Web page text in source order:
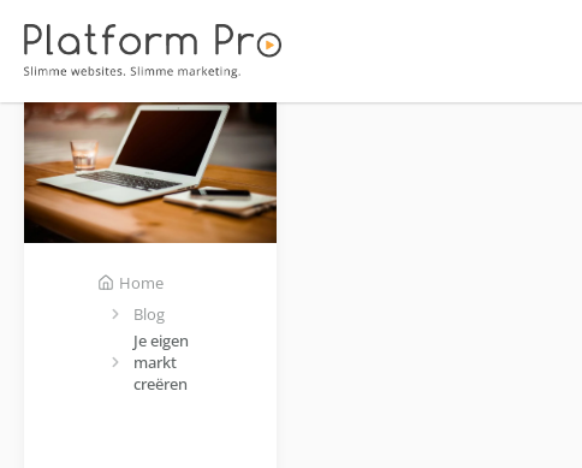
Home
Blog
Je eigen
markt
creëren